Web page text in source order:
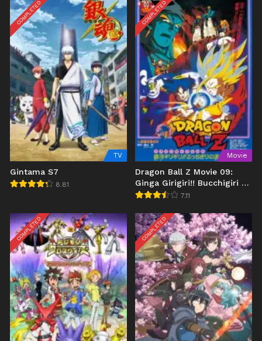
COMPLETED
TV
Gintama S7
8.81
COMPLETED
Movie
Dragon Ball Z Movie 09:
Ginga Girigiri!! Bucchigiri no
Sugoi Yatsu7.11
COMPLETED COMPLETED